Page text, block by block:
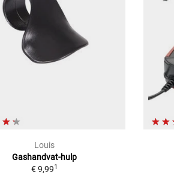
Louis
Gashandvat-hulp
€ 9,991